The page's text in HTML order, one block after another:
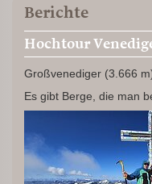
Berichte
Hochtour
Großvenediger (3.666
Es gibt Berge, die man